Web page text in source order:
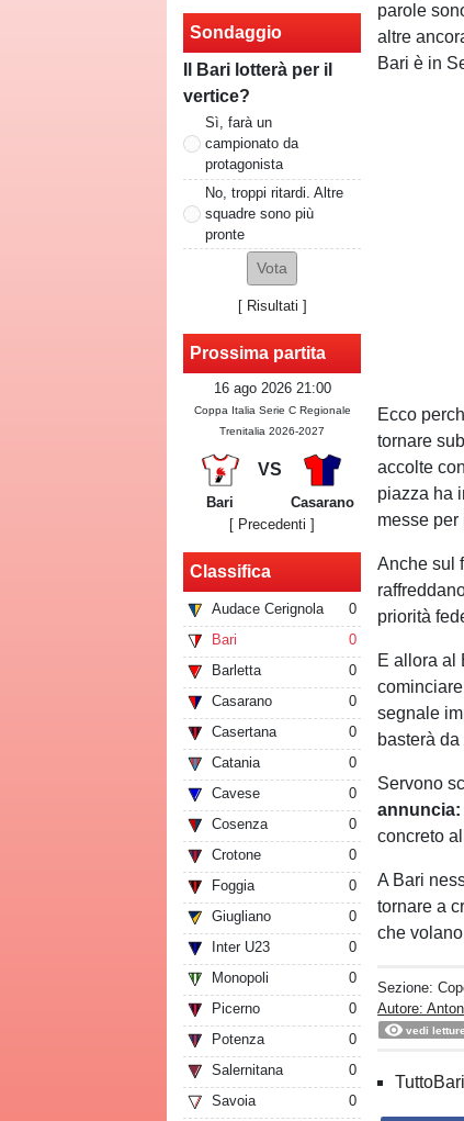
Sondaggio
Il Bari lotterà per il
vertice?
Sì, farà un
campionato da
protagonista
No, troppi ritardi. Altre
squadre sono più
pronte
[ Risultati ]
Prossima partita
16 ago 2026 21:00
Coppa Italia Serie C Regionale
Trenitalia 2026-2027
VS
Bari
Casarano
[ Precedenti ]
Classifica
Audace Cerignola
0
Bari
0
Barletta
0
Casarano
0
Casertana
0
Catania
0
Cavese
0
Cosenza
0
Crotone
0
Foggia
0
Giugliano
0
Inter U23
0
Monopoli
0
Picerno
0
Potenza
0
Salernitana
0
Savoia
0
parole
altre
Bari è in
Ecco
tornare
accolte
piazza ha
messe per
Anche sul
priorità
E allora al
segnale
basterà
Servono
concreto
A Bari
tornare a
che
Sezione:
Autore:
vedi letture